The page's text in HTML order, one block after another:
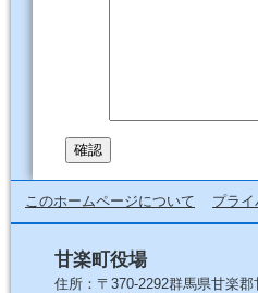
このホームページについて プラ
甘楽町役場
住所：〒370-2292群馬県甘楽